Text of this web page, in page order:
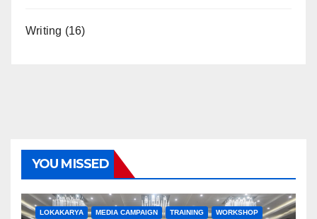
Writing (16)
YOU MISSED
LOKAKARYA MEDIA CAMPAIGN TRAINING WORKSHOP